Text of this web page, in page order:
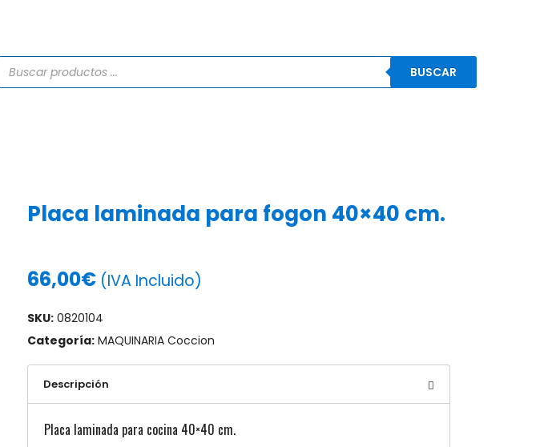
BUSCAR
Placa laminada para fogon 40×40 cm.
66,00€ (IVA Incluido)
SKU: 0820104
Categoría: MAQUINARIA Coccion
Descripción
Placa laminada para cocina 40×40 cm.